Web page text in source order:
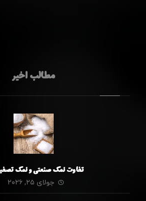
مطالب اخیر
تفاوت نمک صنعتی و نمک
جولای ۲۵, ۲۰۲۶